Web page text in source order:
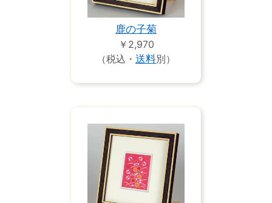
鹿の子菊
￥2,970
（税込・ 送料別）